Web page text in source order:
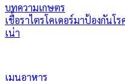
บทความเกษตร
เชื้อราไตรโคเดอร์มาป้องกันโ
เน่า
เมนูอาหาร